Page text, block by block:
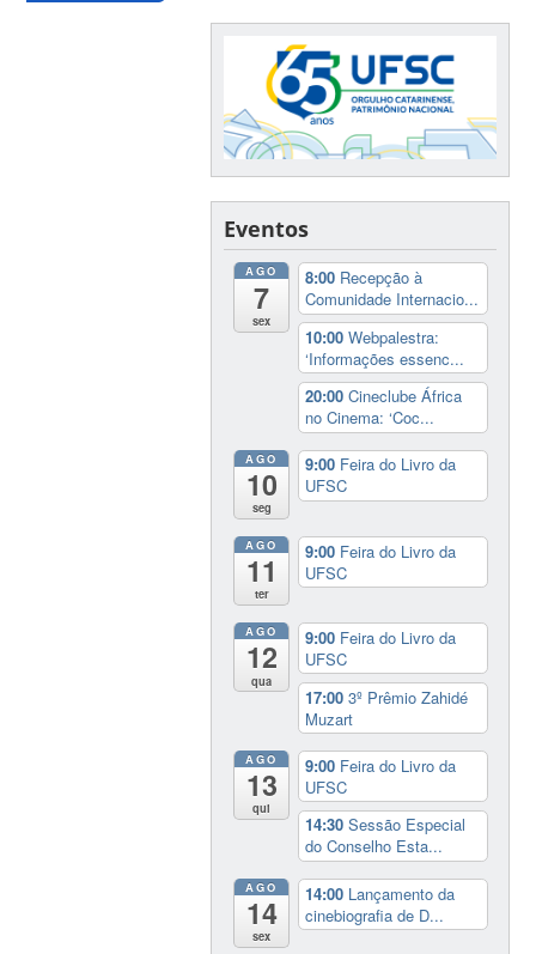
Eventos
AGO
7
sex
8:00 Recepção à
Comunidade Internacio...
10:00Webpalestra:
‘Informações essenc...
20:00Cineclube África
no Cinema: ‘Coc...
AGO
10
seg
9:00 Feira do Livro da
UFSC
AGO
11
ter
9:00 Feira do Livro da
UFSC
AGO
12
qua
9:00 Feira do Livro da
UFSC
17:003º Prêmio Zahidé
Muzart
AGO
13
qui
9:00 Feira do Livro da
UFSC
14:30Sessão Especial
do Conselho Esta...
AGO
14
sex
14:00 Lançamento da
cinebiografia de D...